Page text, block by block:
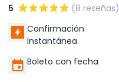
5
(8 reseñas)
Confirmación
Instantánea
Boleto con fecha